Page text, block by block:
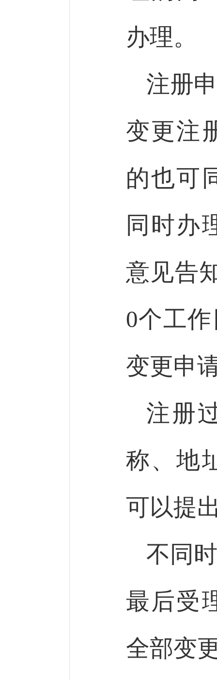
办理。
注册
变更注
的也可
同时办
意见告
0个工
变更申
注册
称、地
可以提
不同
最后受
全部变